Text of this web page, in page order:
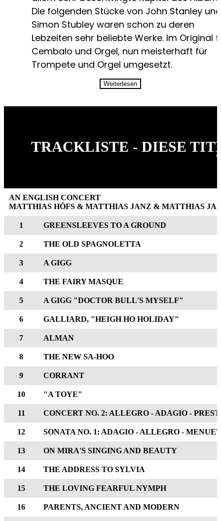
Die folgenden Stücke von John Stanley und
Simon Stubley waren schon zu deren
Lebzeiten sehr beliebte Werke. Im Original
Cembalo und Orgel, nun meisterhaft für
Trompete und Orgel umgesetzt.
Weiterlesen
TRACKLISTE - DIESE
AN ENGLISH CONCERT
MATTHIAS HÖFS & MATTHIAS JANZ & MATTHIAS
1 GREENSLEEVES TO A GROUND
2 THE OLD SPAGNOLETTA
3 A GIGG
4 THE FAIRY MASQUE
5 A GIGG "DOCTOR BULL'S MYSELF"
6 GALLIARD, "HEIGH HO HOLIDAY"
7 ALMAN
8 THE NEW SA-HOO
9 CORRANT
10 "A TOYE"
11 CONCERT NO. 2: ALLEGRO - ADAGIO -
12 SONATA NO. 1: ADAGIO - ALLEGRO -
13 ON MIRA'S SINGING AND BEAUTY
14 THE ADDRESS TO SYLVIA
15 THE LOVING FEARFUL NYMPH
16 PARENTS, ANCIENT AND MODERN